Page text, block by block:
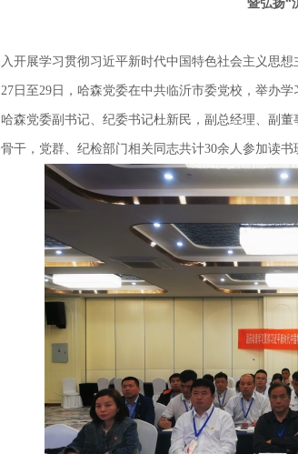
暨弘扬“
开展学习贯彻习近平新时代中国特色社会主义思
日至29日，哈森党委在中共临沂市委党校，举办
森党委副书记、纪委书记杜新民，副总经理、副
干，党群、纪检部门相关同志共计30余人参加读书